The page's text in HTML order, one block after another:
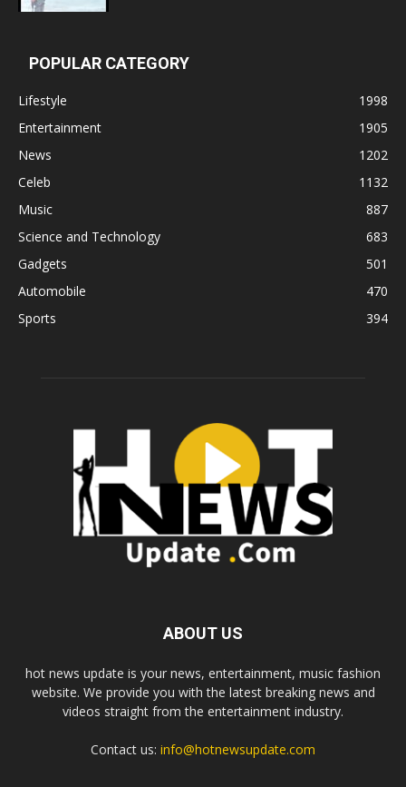
POPULAR CATEGORY
Lifestyle
1998
Entertainment
1905
News
1202
Celeb
1132
Music
887
Science and Technology
683
Gadgets
501
Automobile
470
Sports
394
ABOUT US
hot news update is your news, entertainment, music fashion
website. We provide you with the latest breaking news and
videos straight from the entertainment industry.
Contact us: info@hotnewsupdate.com